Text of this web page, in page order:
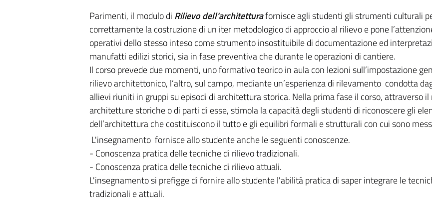
Parimenti, il modulo di Rilievo dell'architetturafornisce agli studenti gli strumenti culturali
correttamente la costruzione di un iter metodologico di approccio al rilievo e pone
operativi dello stesso inteso come strumento insostituibile di documentazione ed
manufatti edilizi storici, sia in fase preventiva che durante le operazioni di cantiere.
Il corso prevede due momenti, uno formativo teorico in aula con lezioni sull’impostazione
rilievo architettonico, l’altro, sul campo, mediante un’esperienza di rilevamento condotta
allievi riuniti in gruppi su episodi di architettura storica. Nella prima fase il corso, attraverso il
architetture storiche o di parti di esse, stimola la capacità degli studenti di riconoscere gli
dell’architettura che costituiscono il tutto e gli equilibri formali e strutturali con cui sono
L'insegnamento fornisce allo studente anche le seguenti conoscenze.
- Conoscenza pratica delle tecniche di rilievo tradizionali.
- Conoscenza pratica delle tecniche di rilievo attuali.
L'insegnamento si prefigge di fornire allo studente l'abilità pratica di saper integrare le
tradizionali e attuali.